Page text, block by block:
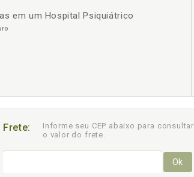
em um Hospital Psiquiátrico
Frete:
Informe seu CEP abaixo para consultar
o valor do frete.
Ok